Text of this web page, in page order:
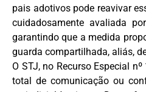
pais adotivos pode reavivar
cuidadosamente avaliada
garantindo que a medida
guarda compartilhada, aliás,
O STJ, no Recurso Especial
total de comunicação ou